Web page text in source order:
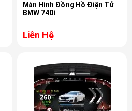
Màn Hình Đồng Hồ Điện Tử
BMW 740i
Liên Hệ